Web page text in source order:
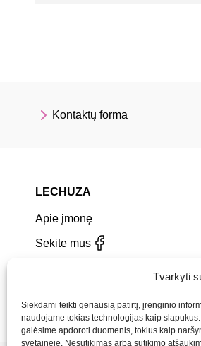
Tvarkyti
Siekdami teikti geriausią patirtį, įrenginio
naudojame tokias technologijas kaip
galėsime apdoroti duomenis, tokius kaip
svetainėje. Nesutikimas arba sutikimo
Kontaktų forma
LECHUZA
Apie įmonę
Sekite mus